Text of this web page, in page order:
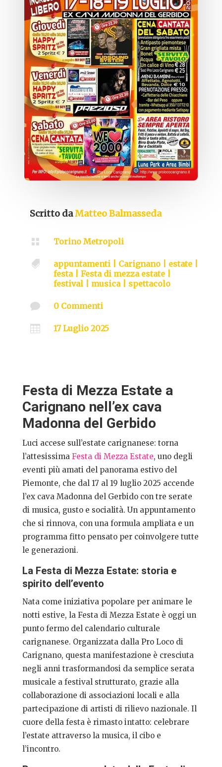
Scritto daMatteo Balmasseda
 Torino Metropoli
 appuntamenti| Carignano| estate|
festa| Festa di mezza estate|
festival| musica| spettacolo
 0 Commenti
 17 Luglio 2025
Festa di Mezza Estate a
Carignano nell’ex cava
Madonna del Gerbido
Luci accese sull’estate carignanese: torna
l’attesissima Festa di Mezza Estate, uno degli
eventi più amati del panorama estivo del
Piemonte, che dal 17 al 19 luglio 2025 accende
l’ex cava Madonna del Gerbido con tre serate
di musica, gusto e socialità. Un appuntamento
che si rinnova, con una formula ampliata e un
programma fitto pensato per coinvolgere tutte
le generazioni.
La Festa di Mezza Estate: storia e
spirito dell’evento
Nata come iniziativa popolare per animare le
notti estive, la Festa di Mezza Estate è oggi un
punto fermo del calendario culturale
carignanese. Organizzata dalla Pro Loco di
Carignano, questa manifestazione è cresciuta
negli anni trasformandosi da semplice serata
musicale a festival strutturato, grazie alla
collaborazione di associazioni locali e alla
partecipazione di artisti di rilievo nazionale. Il
cuore della festa è rimasto intatto: celebrare
l’estate attraverso la musica, il cibo e
l’incontro.